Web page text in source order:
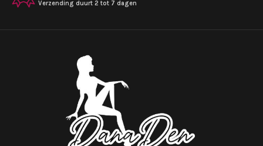
Verzending duurt 2 tot 7 dagen